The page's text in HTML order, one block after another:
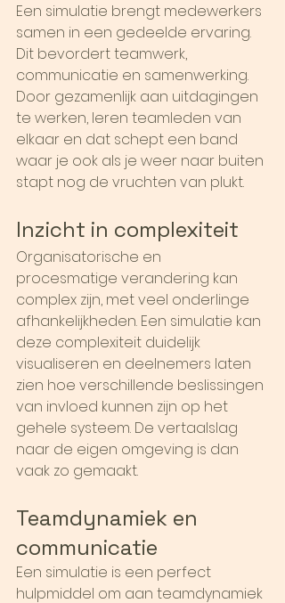
Een simulatie brengt medewerkers
samen in een gedeelde ervaring.
Dit bevordert teamwerk,
communicatie en samenwerking.
Door gezamenlijk aan uitdagingen
te werken, leren teamleden van
elkaar en dat schept een band
waar je ook als je weer naar buiten
stapt nog de vruchten van plukt.
Inzicht in complexiteit
Organisatorische en
procesmatige verandering kan
complex zijn, met veel onderlinge
afhankelijkheden. Een simulatie kan
deze complexiteit duidelijk
visualiseren en deelnemers laten
zien hoe verschillende beslissingen
van invloed kunnen zijn op het
gehele systeem. De vertaalslag
naar de eigen omgeving is dan
vaak zo gemaakt.
Teamdynamiek en
communicatie
Een simulatie is een perfect
hulpmiddel om aan teamdynamiek